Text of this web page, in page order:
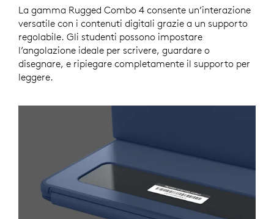
La gamma Rugged Combo 4 consente un’interazione
versatile con i contenuti digitali grazie a un supporto
regolabile. Gli studenti possono impostare
l’angolazione ideale per scrivere, guardare o
disegnare, e ripiegare completamente il supporto per
leggere.